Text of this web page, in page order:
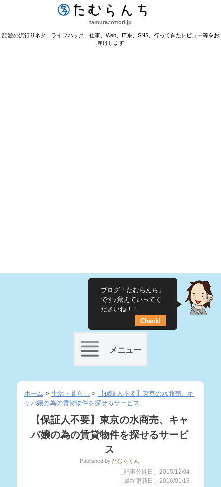
たむらんち
tamura.tottori.jp
話題の流行りネタ、ライフハック、仕事、Web、IT系、SNS、行ってきたレビュー等をお
届けします
ブログ「たむらんち」
です♪覚えていってく
ださいね！！
Check!
メニュー
Skip
to
content
ホーム > 生活・暮らし >
【保証人不要】東京の水商売、キ
ャバ嬢の為の賃貸物件を探せるサービス
【保証人不要】東京の水商売、キャ
バ嬢の為の賃貸物件を探せるサービ
ス
Published by たむらくん
［記事公開日］2015/12/04
［最終更新日］2016/01/18